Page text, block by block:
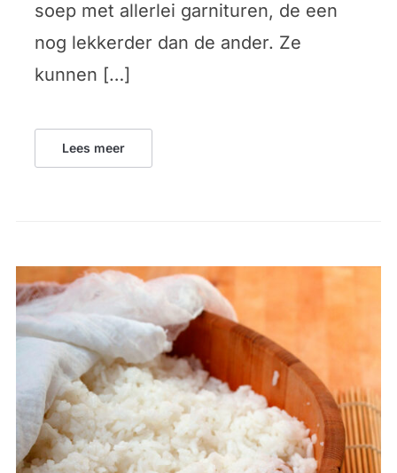
soep met allerlei garnituren, de een
nog lekkerder dan de ander. Ze
kunnen […]
Lees meer